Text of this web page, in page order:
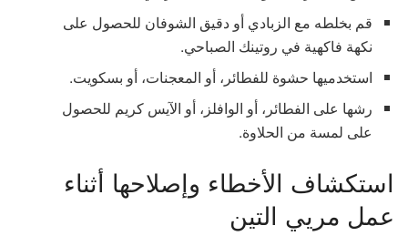
قم بخلطه مع الزبادي أو دقيق الشوفان للحصول على
نكهة فاكهية في روتينك الصباحي.
استخدميها حشوة للفطائر، أو المعجنات، أو بسكويت.
رشها على الفطائر، أو الوافلز، أو الآيس كريم للحصول
على لمسة من الحلاوة.
استكشاف الأخطاء وإصلاحها أثناء
عمل مريي التين